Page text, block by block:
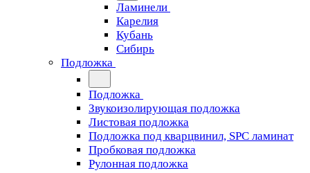
Ламинели
Карелия
Кубань
Сибирь
Подложка
Подложка
Звукоизолирующая подложка
Листовая подложка
Подложка под кварцвинил, SPC ламинат
Пробковая подложка
Рулонная подложка